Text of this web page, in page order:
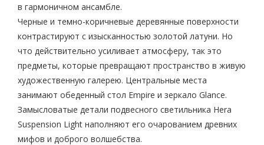
в гармоничном ансамбле.
Черные и темно-коричневые деревянные поверхности
контрастируют с изысканностью золотой латуни. Но
что действительно усиливает атмосферу, так это
предметы, которые превращают пространство в живую
художественную галерею. Центральные места
занимают обеденный стол Empire и зеркало Glance.
Замысловатые детали подвесного светильника Hera
Suspension Light наполняют его очарованием древних
мифов и доброго волшебства.